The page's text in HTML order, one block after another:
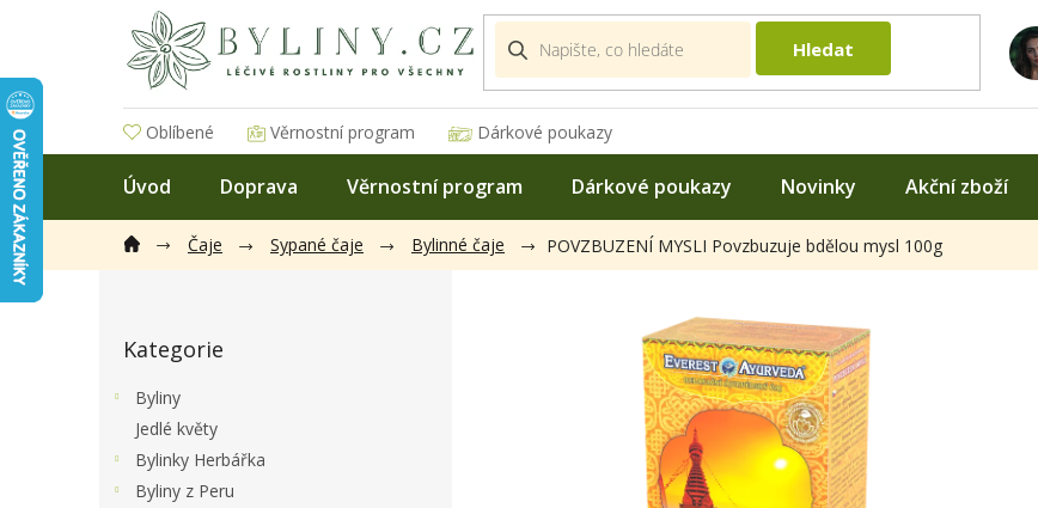
Hledat
Oblíbené Věrnostní program Dárkové poukazy
Úvod Doprava Věrnostní program Dárkové poukazy Novinky Akční zboží
Čaje Sypané čaje Bylinné čaje POVZBUZENÍ MYSLI Povzbuzuje bdělou mysl 100g
kategorie
Kategorie
Byliny
Jedlé květy
Bylinky Herbářka
Byliny z Peru